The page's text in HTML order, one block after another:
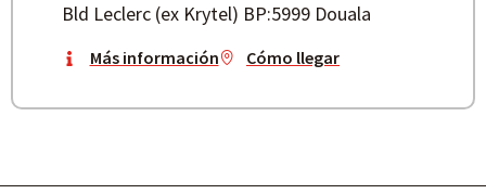
Bld Leclerc (ex Krytel) BP:5999 Douala
Más información Cómo llegar